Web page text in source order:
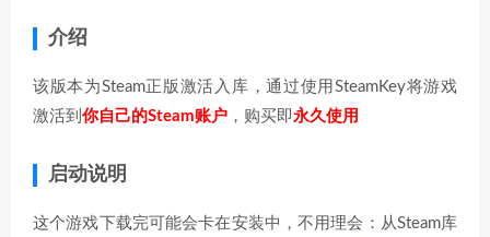
介绍
该版本为Steam正版激活入库，通过使用SteamKey将游戏
激活到 你自己的Steam账户 ，购买即永久使用
启动说明
这个游戏下载完可能会卡在安装中，不用理会：从Steam库